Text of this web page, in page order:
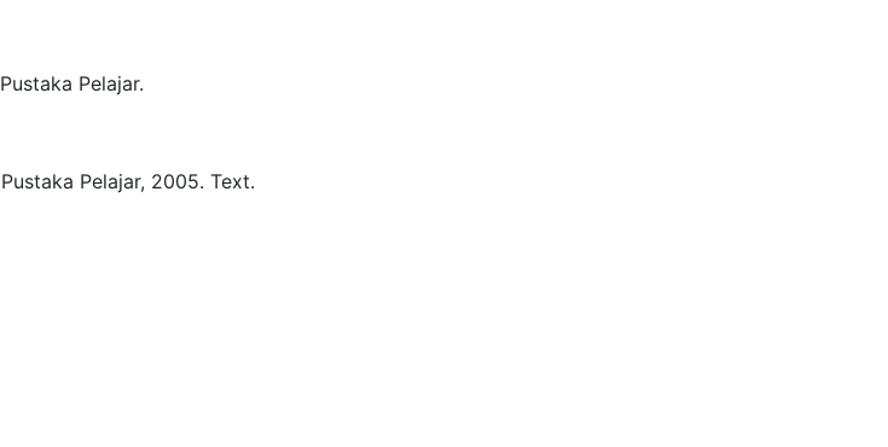
Pustaka Pelajar.
Pustaka Pelajar, 2005. Text.